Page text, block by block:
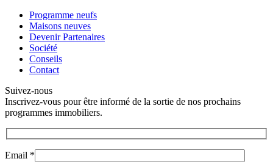
Programme neufs
Maisons neuves
Devenir Partenaires
Société
Conseils
Contact
Suivez-nous
Inscrivez-vous pour être informé de la sortie de nos prochains
programmes immobiliers.
Email *